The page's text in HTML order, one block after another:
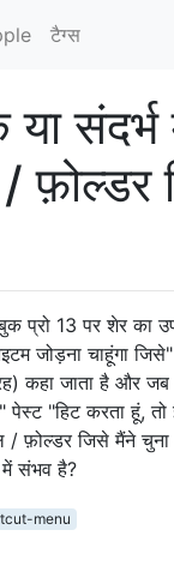
टैग्‍स
या
प्रो 13 पर शेर का
जोड़ना चाहूंगा
कहा जाता है और जब
पेस्ट "हिट करता हूं, तो
/ फ़ोल्डर जिसे मैंने
संभव है?
menu